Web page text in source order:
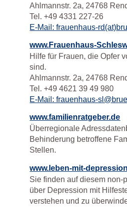
Ahlmannstr. 2a, 24768
Tel. +49 4331 227-26
E-Mail: frauenhaus-
www.Frauenhaus-
Hilfe für Frauen, die Opfer
sind.
Ahlmannstr. 2a, 24768
Tel. +49 4621 39 49 980
E-Mail: frauenhaus-
www.familienratgeber.de
Überregionale
Behinderung betroffene
Stellen.
www.leben-mit-
Sie finden auf diesem non-
über Depression mit
verstehen und zu